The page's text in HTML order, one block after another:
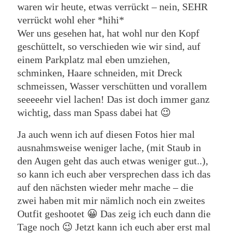
waren wir heute, etwas verrückt – nein, SEHR
verrückt wohl eher *hihi*
Wer uns gesehen hat, hat wohl nur den Kopf
geschüttelt, so verschieden wie wir sind, auf
einem Parkplatz mal eben umziehen,
schminken, Haare schneiden, mit Dreck
schmeissen, Wasser verschütten und vorallem
seeeeehr viel lachen! Das ist doch immer ganz
wichtig, dass man Spass dabei hat 😉
Ja auch wenn ich auf diesen Fotos hier mal
ausnahmsweise weniger lache, (mit Staub in
den Augen geht das auch etwas weniger gut..),
so kann ich euch aber versprechen dass ich das
auf den nächsten wieder mehr mache – die
zwei haben mit mir nämlich noch ein zweites
Outfit geshootet 😀 Das zeig ich euch dann die
Tage noch 😉 Jetzt kann ich euch aber erst mal